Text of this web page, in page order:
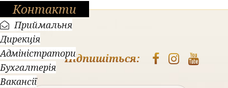
Контакти
Приймальня
Дирекція
Адміністратори
Бухгалтерія
Вакансії
Підпишіться: